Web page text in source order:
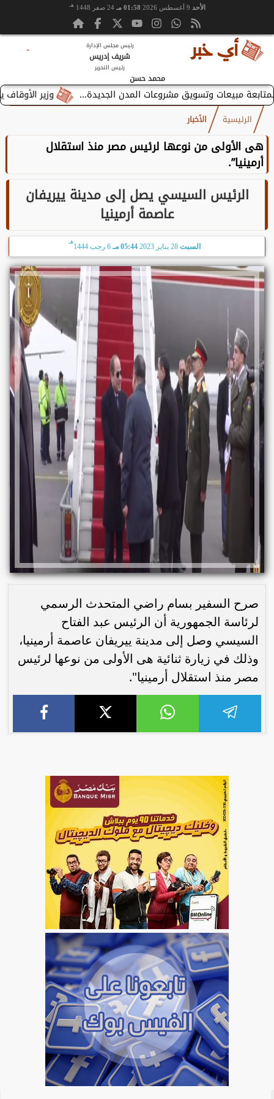
الأحد 01:58 مـ 24 صفر 1448 هـ
رئيس مجلس الإدارة
شريف إدريس
رئيس التحرير
محمد حسن
-
وزير الأوقاف
الرئيسية الأخبار
هى الأولى من نوعها لرئيس مصر منذ استقلال
أرمينيا”.
الرئيس السيسي يصل إلى مدينة ييريفان
عاصمة أرمينيا
السبت 05:44 مـ 6 رجب 1444
هـ
صرح السفير بسام راضي المتحدث الرسمي
لرئاسة الجمهورية أن الرئيس عبد الفتاح
السيسي وصل إلى مدينة ييريفان عاصمة أرمينيا،
وذلك في زيارة ثنائية هى الأولى من نوعها لرئيس
مصر منذ استقلال أرمينيا".